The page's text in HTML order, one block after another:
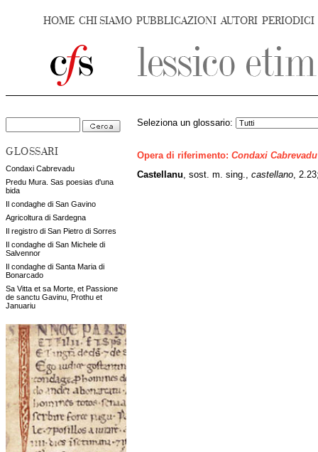
HOME CHI SIAMO PUBBLICAZIONI AUTORI PERIODICI
GLOSSARI
Condaxi Cabrevadu
Predu Mura. Sas poesias d'una
bida
Il condaghe di San Gavino
Agricoltura di Sardegna
Il registro di San Pietro di Sorres
Il condaghe di San Michele di
Salvennor
Il condaghe di Santa Maria di
Bonarcado
Sa Vitta et sa Morte, et Passione
de sanctu Gavinu, Prothu et
Januariu
Seleziona un glossario:
Opera di riferimento: Condaxi Cabrevadu
Castellanu
sost. m. sing., castellano ,